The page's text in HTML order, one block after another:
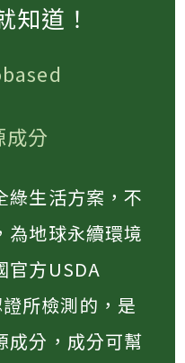
知道！
分
綠生活方案，不
為地球永續環境
官方USDA
所檢測的，是
成分，成分可幫